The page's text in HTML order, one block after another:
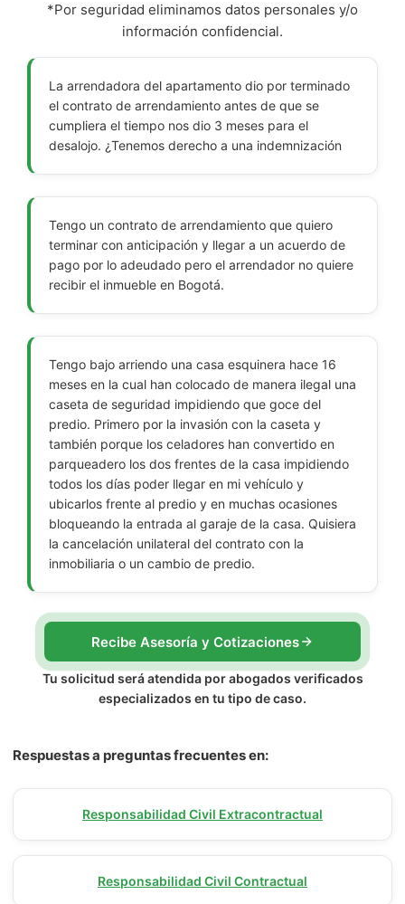
*Por seguridad eliminamos datos personales y/o
información confidencial.
La arrendadora del apartamento dio por terminado
el contrato de arrendamiento antes de que se
cumpliera el tiempo nos dio 3 meses para el
desalojo. ¿Tenemos derecho a una indemnización
Tengo un contrato de arrendamiento que quiero
terminar con anticipación y llegar a un acuerdo de
pago por lo adeudado pero el arrendador no quiere
recibir el inmueble en Bogotá.
Tengo bajo arriendo una casa esquinera hace 16
meses en la cual han colocado de manera ilegal una
caseta de seguridad impidiendo que goce del
predio. Primero por la invasión con la caseta y
también porque los celadores han convertido en
parqueadero los dos frentes de la casa impidiendo
todos los días poder llegar en mi vehículo y
ubicarlos frente al predio y en muchas ocasiones
bloqueando la entrada al garaje de la casa. Quisiera
la cancelación unilateral del contrato con la
inmobiliaria o un cambio de predio.
Recibe Asesoría y Cotizaciones
Tu solicitud será atendida por abogados verificados
especializados en tu tipo de caso.
Respuestas a preguntas frecuentes en:
Responsabilidad Civil Extracontractual
Responsabilidad Civil Contractual